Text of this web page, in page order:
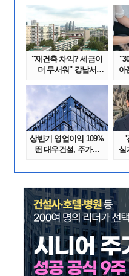
"재건축 차익? 세금이
더 무서워" 강남서
아
상반기 영업이익 109%
뛴 대우건설, 주가는
'
실